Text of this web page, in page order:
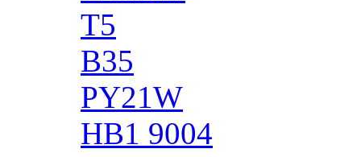
T5
B35
PY21W
HB1 9004